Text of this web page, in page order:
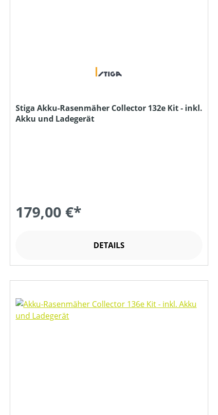
Stiga Akku-Rasenmäher Collector 132e Kit - inkl.
Akku und Ladegerät
179,00 €*
DETAILS